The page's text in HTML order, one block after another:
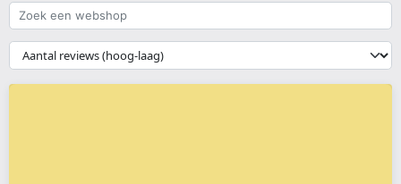
Zoek
een
webshop
{{
__('Sort')
}}